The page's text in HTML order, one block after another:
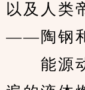
以及人类
——陶钢
能源动